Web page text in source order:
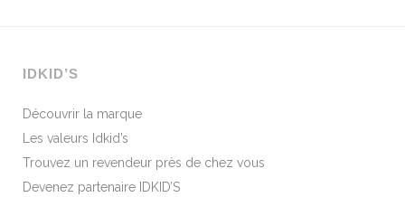
IDKID’S
Découvrir la marque
Les valeurs Idkid’s
Trouvez un revendeur près de chez vous
Devenez partenaire IDKID’S